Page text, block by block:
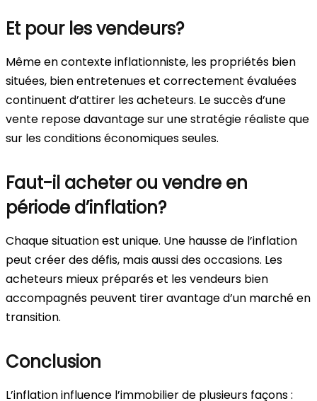
Et pour les vendeurs?
Même en contexte inflationniste, les propriétés bien
situées, bien entretenues et correctement évaluées
continuent d’attirer les acheteurs. Le succès d’une
vente repose davantage sur une stratégie réaliste que
sur les conditions économiques seules.
Faut-il acheter ou vendre en
période d’inflation?
Chaque situation est unique. Une hausse de l’inflation
peut créer des défis, mais aussi des occasions. Les
acheteurs mieux préparés et les vendeurs bien
accompagnés peuvent tirer avantage d’un marché en
transition.
Conclusion
L’inflation influence l’immobilier de plusieurs façons :